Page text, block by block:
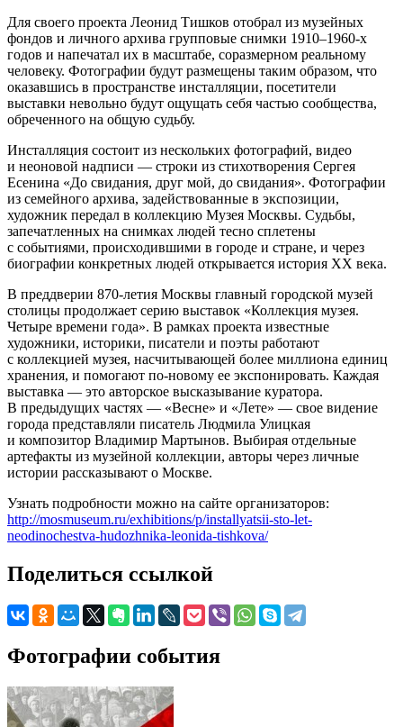
Для своего проекта Леонид Тишков отобрал из музейных
фондов и личного архива групповые снимки 1910–1960-х
годов и напечатал их в масштабе, соразмерном реальному
человеку. Фотографии будут размещены таким образом, что
оказавшись в пространстве инсталляции, посетители
выставки невольно будут ощущать себя частью сообщества,
обреченного на общую судьбу.
Инсталляция состоит из нескольких фотографий, видео
и неоновой надписи — строки из стихотворения Сергея
Есенина «До свидания, друг мой, до свидания». Фотографии
из семейного архива, задействованные в экспозиции,
художник передал в коллекцию Музея Москвы. Судьбы,
запечатленных на снимках людей тесно сплетены
с событиями, происходившими в городе и стране, и через
биографии конкретных людей открывается история XX века.
В преддверии 870-летия Москвы главный городской музей
столицы продолжает серию выставок «Коллекция музея.
Четыре времени года». В рамках проекта известные
художники, историки, писатели и поэты работают
с коллекцией музея, насчитывающей более миллиона единиц
хранения, и помогают по-новому ее экспонировать. Каждая
выставка — это авторское высказывание куратора.
В предыдущих частях — «Весне» и «Лете» — свое видение
города представляли писатель Людмила Улицкая
и композитор Владимир Мартынов. Выбирая отдельные
артефакты из музейной коллекции, авторы через личные
истории рассказывают о Москве.
Узнать подробности можно на сайте организаторов:
http://mosmuseum.ru/exhibitions/p/installyatsii-sto-let-
neodinochestva-hudozhnika-leonida-tishkova/
Поделиться ссылкой
Фотографии события